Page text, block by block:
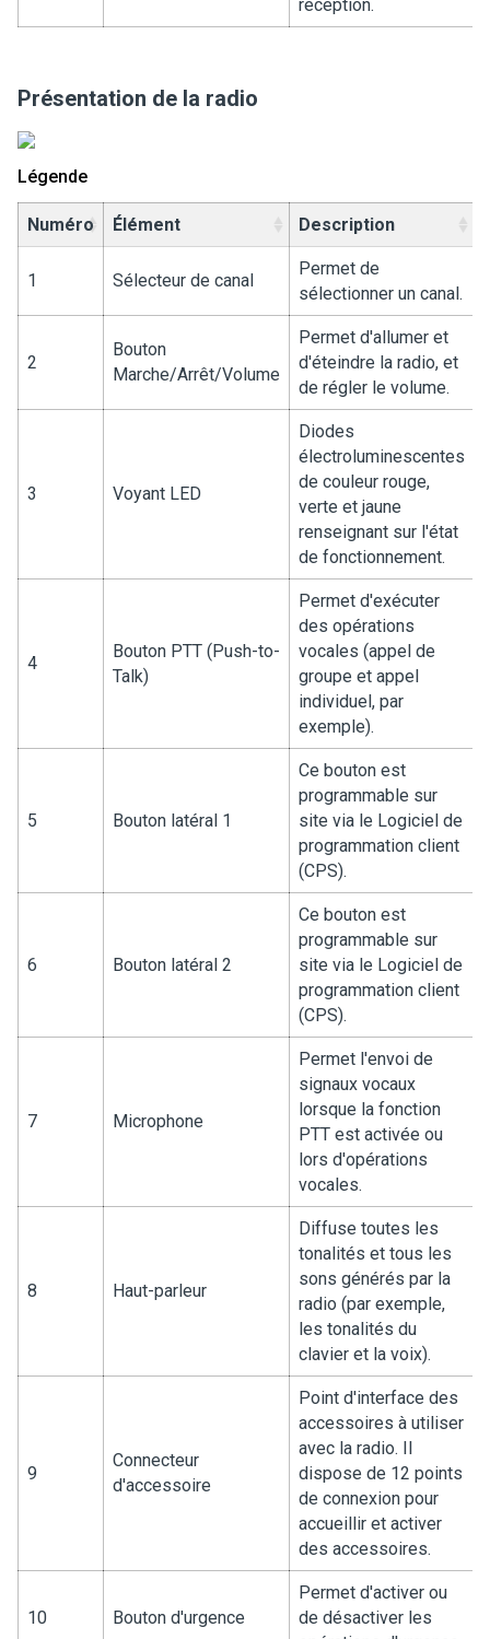
réception.
Présentation de la radio
Légende
Numéro Élément Description
1 Sélecteur de canal
Permet de
sélectionner un canal.
2
Bouton
Marche/Arrêt/Volume
Permet d'allumer et
d'éteindre la radio, et
de régler le volume.
3 Voyant LED
Diodes
électroluminescentes
de couleur rouge,
verte et jaune
renseignant sur l'état
de fonctionnement.
4
Bouton PTT (Push-to-
Talk)
Permet d'exécuter
des opérations
vocales (appel de
groupe et appel
individuel, par
exemple).
5 Bouton latéral 1
Ce bouton est
programmable sur
site via le Logiciel de
programmation client
(CPS).
6 Bouton latéral 2
Ce bouton est
programmable sur
site via le Logiciel de
programmation client
(CPS).
7 Microphone
Permet l'envoi de
signaux vocaux
lorsque la fonction
PTT est activée ou
lors d'opérations
vocales.
8 Haut-parleur
Diffuse toutes les
tonalités et tous les
sons générés par la
radio (par exemple,
les tonalités du
clavier et la voix).
9
Connecteur
d'accessoire
Point d'interface des
accessoires à utiliser
avec la radio. Il
dispose de 12 points
de connexion pour
accueillir et activer
des accessoires.
10 Bouton d'urgence
Permet d'activer ou
de désactiver les